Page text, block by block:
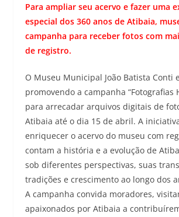
Para ampliar seu acervo e fazer uma
especial dos 360 anos de Atibaia,
campanha para receber fotos com
de registro.
O Museu Municipal João Batista Conti
promovendo a campanha “Fotografias
para arrecadar arquivos digitais de
Atibaia até o dia 15 de abril. A
enriquecer o acervo do museu com
contam a história e a evolução de
sob diferentes perspectivas, suas
tradições e crescimento ao longo dos
A campanha convida moradores,
apaixonados por Atibaia a